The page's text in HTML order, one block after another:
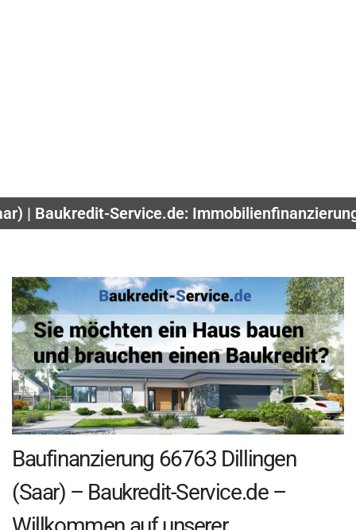
| Baukredit-Service.de:
Baufinanzierung 66763 Dillingen
(Saar) – Baukredit-Service.de –